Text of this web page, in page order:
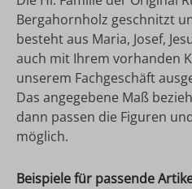
Bergahornholz geschnitzt
besteht aus Maria, Josef,
auch mit Ihrem vorhanden
unserem Fachgeschäft
Das angegebene Maß
dann passen die Figuren
möglich.
Beispiele für passende